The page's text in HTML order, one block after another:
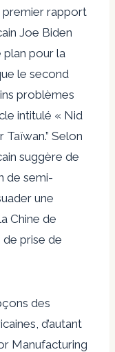
premier rapport
Joe Biden
pour la
le second
problèmes
intitulé « Nid
Taïwan.” Selon
suggère de
de semi-
une
Chine de
prise de
des
d’autant
Manufacturing